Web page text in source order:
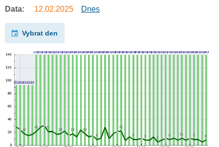
Data: 12.02.2025 Dnes
Vybrat den